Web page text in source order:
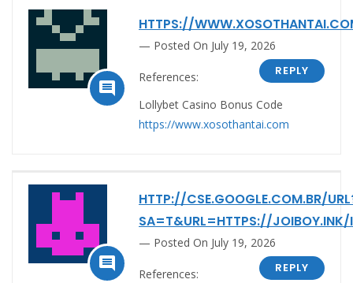

HTTPS://
Posted On July 19, 2026
REPLY
References:
Lollybet Casino Bonus Code
https://www.xosothantai.com

HTTP://CSE.GOOGLE.COM.BR/
SA=T&URL=HTTPS://JOIBOY.INK/
Posted On July 19, 2026
REPLY
References: